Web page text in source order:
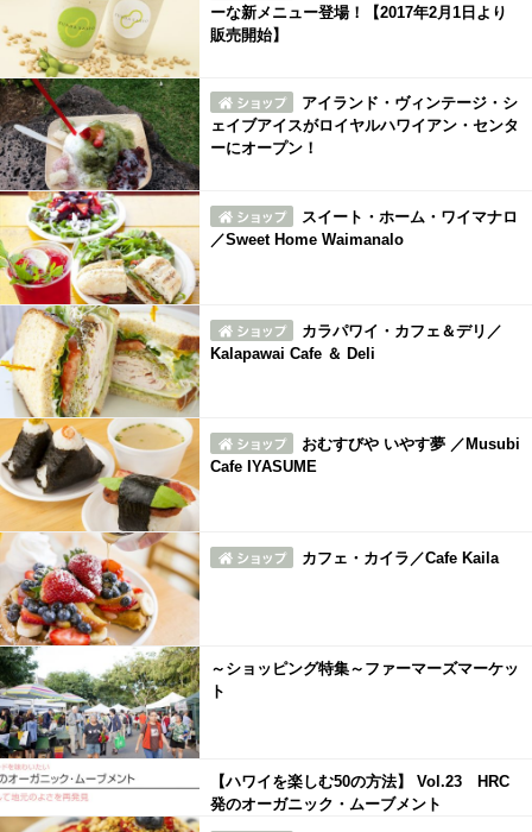
ーな新メニュー登場！【2017年2月1日より
販売開始】
アイランド・ヴィンテージ・シ
ェイブアイスがロイヤルハワイアン・センタ
ーにオープン！
スイート・ホーム・ワイマナロ
／Sweet Home Waimanalo
カラパワイ・カフェ＆デリ／
Kalapawai Cafe ＆ Deli
おむすびや いやす夢 ／Musubi
Cafe IYASUME
カフェ・カイラ／Cafe Kaila
～ショッピング特集～ファーマーズマーケッ
ト
【ハワイを楽しむ50の方法】 Vol.23 HRC
発のオーガニック・ムーブメント